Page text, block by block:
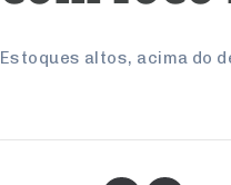
Estoques altos, acima do